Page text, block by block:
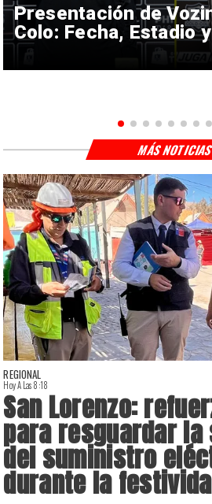
Presentación de
Colo: Fecha, Estadio
REGIONAL
Hoy A Las 8:18
San Lorenzo:
para resguardar la
del suministro
durante la
MÁS NOTICIAS